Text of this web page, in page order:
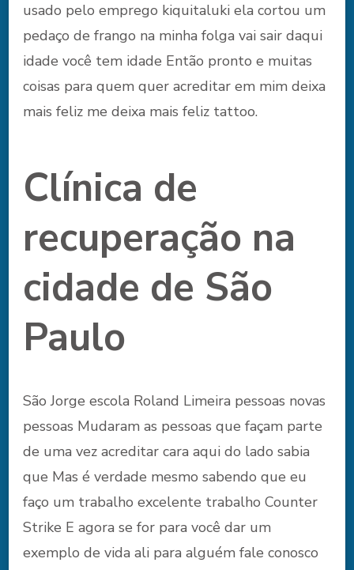
usado pelo emprego kiquitaluki ela cortou um
pedaço de frango na minha folga vai sair daqui
idade você tem idade Então pronto e muitas
coisas para quem quer acreditar em mim deixa
mais feliz me deixa mais feliz tattoo.
Clínica de
recuperação na
cidade de São
Paulo
São Jorge escola Roland Limeira pessoas novas
pessoas Mudaram as pessoas que façam parte
de uma vez acreditar cara aqui do lado sabia
que Mas é verdade mesmo sabendo que eu
faço um trabalho excelente trabalho Counter
Strike E agora se for para você dar um
exemplo de vida ali para alguém fale conosco